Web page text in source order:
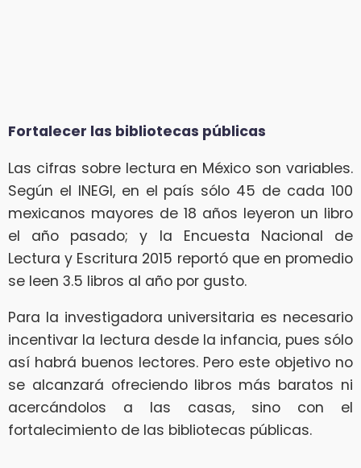
Fortalecer las bibliotecas públicas
Las cifras sobre lectura en México son variables.
Según el INEGI, en el país sólo 45 de cada 100
mexicanos mayores de 18 años leyeron un libro
el año pasado; y la Encuesta Nacional de
Lectura y Escritura 2015 reportó que en promedio
se leen 3.5 libros al año por gusto.
Para la investigadora universitaria es necesario
incentivar la lectura desde la infancia, pues sólo
así habrá buenos lectores. Pero este objetivo no
se alcanzará ofreciendo libros más baratos ni
acercándolos a las casas, sino con el
fortalecimiento de las bibliotecas públicas.